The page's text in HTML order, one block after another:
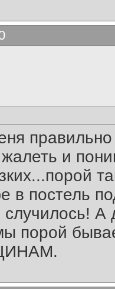
и
в постель
случилось! А
порой